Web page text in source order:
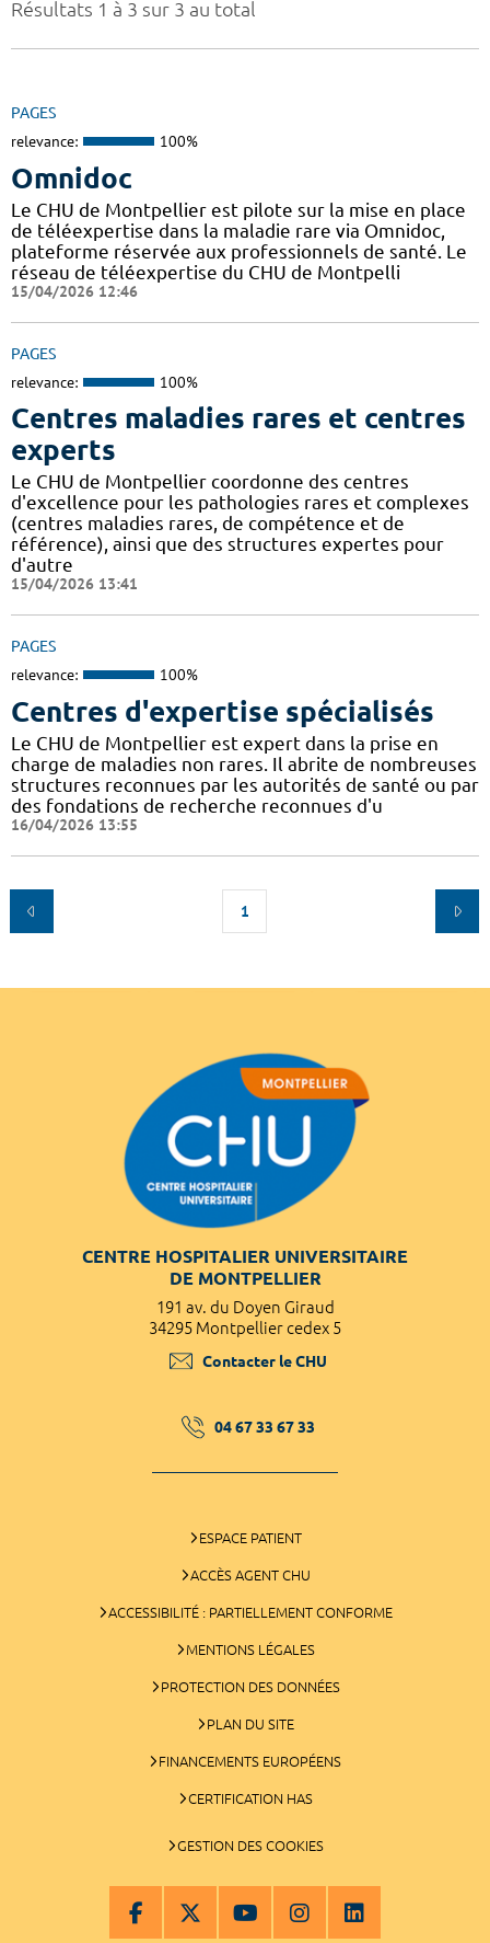
Résultats 1 à 3 sur 3 au total
PAGES
relevance: 100%
Omnidoc
Le CHU de Montpellier est pilote sur la mise en place
de téléexpertise dans la maladie rare via Omnidoc,
plateforme réservée aux professionnels de santé. Le
réseau de téléexpertise du CHU de Montpelli
15/04/2026 12:46
PAGES
relevance: 100%
Centres maladies rares et centres
experts
Le CHU de Montpellier coordonne des centres
d'excellence pour les pathologies rares et complexes
(centres maladies rares, de compétence et de
référence), ainsi que des structures expertes pour
d'autre
15/04/2026 13:41
PAGES
relevance: 100%
Centres d'expertise spécialisés
Le CHU de Montpellier est expert dans la prise en
charge de maladies non rares. Il abrite de nombreuses
structures reconnues par les autorités de santé ou par
des fondations de recherche reconnues d'u
16/04/2026 13:55
1
CENTRE HOSPITALIER UNIVERSITAIRE
DE MONTPELLIER
191 av. du Doyen Giraud
34295 Montpellier cedex 5
Contacter le CHU
04 67 33 67 33
ESPACE PATIENT
ACCÈS AGENT CHU
ACCESSIBILITÉ : PARTIELLEMENT CONFORME
MENTIONS LÉGALES
PROTECTION DES DONNÉES
PLAN DU SITE
FINANCEMENTS EUROPÉENS
CERTIFICATION HAS
GESTION DES COOKIES